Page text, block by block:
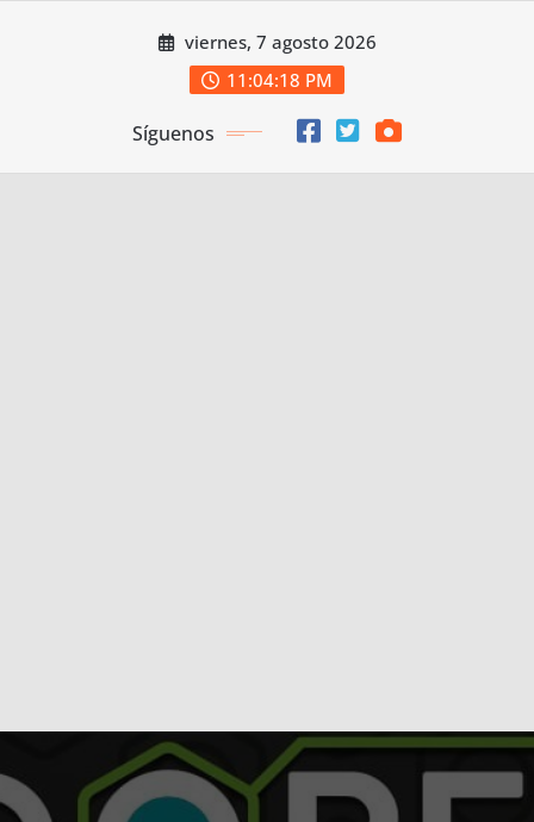
viernes, 7 agosto 2026
11:04:19 PM
Síguenos